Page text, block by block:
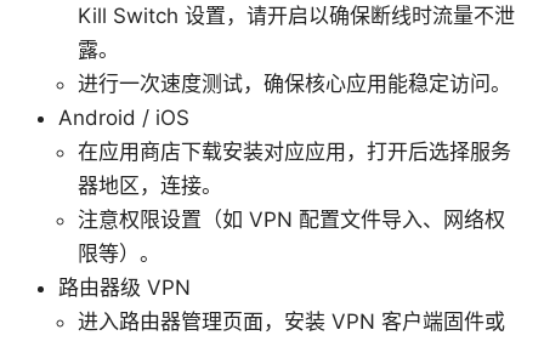
Kill Switch 设置，请开启以确保断线时流量不泄
露。
进行一次速度测试，确保核心应用能稳定访问。
Android / iOS
在应用商店下载安装对应应用，打开后选择服务
器地区，连接。
注意权限设置（如 VPN 配置文件导入、网络权
限等）。
路由器级 VPN
进入路由器管理页面，安装 VPN 客户端固件或